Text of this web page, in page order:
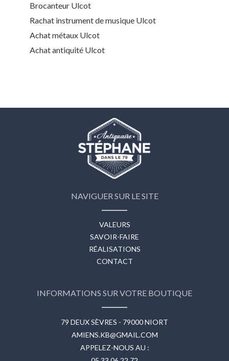
Brocanteur Ulcot
Rachat instrument de musique Ulcot
Achat métaux Ulcot
Achat antiquité Ulcot
NAVIGUER SUR LE SITE
VALEURS
SAVOIR-FAIRE
RÉALISATIONS
CONTACT
INFORMATIONS SUR VOTRE BOUTIQUE
79 DEUX SÈVRES - 79000 NIORT
AMIENS.KB@GMAIL.COM
APPELEZ-NOUS AU :